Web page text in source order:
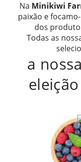
Na Minikiwi
paixão e
dos
Todas as
a